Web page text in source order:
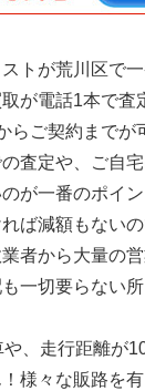
トが荒川区で一
が電話1本で査
らご契約までが
査定や、ご自
が一番のポイ
ば減額もない
者から大量の
一切要らない
、走行距離が
様々な販路を